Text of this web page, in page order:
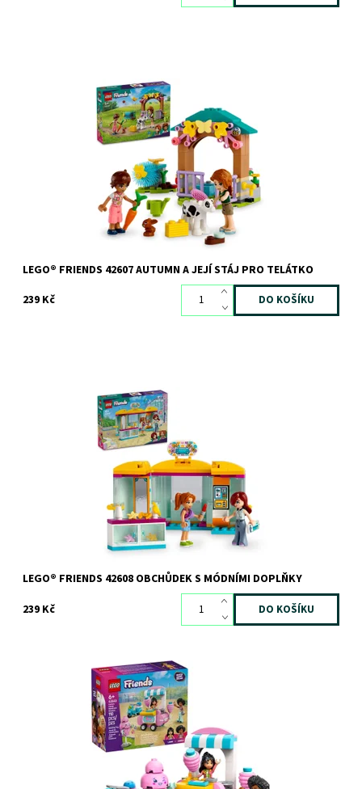
Stavebnice pro malé kreativní milovníky zvířat
Skladem>3 ks
11580
LEGO® FRIENDS 42607 AUTUMN A JEJÍ STÁJ PRO TELÁTKO
239 Kč
Stavebnice obchůdku s módními doplňky se 2 minipanenkami
Skladem>3 ks
11424
LEGO
LEGO® FRIENDS 42608 OBCHŮDEK S MÓDNÍMI DOPLŇKY
239 Kč
Kdo má chuť na cukrovou vatu? Připojte se k Liann a Jamile a
dopřejte si sladkou pochoutku u stánku s cukrovou vatou.
Skladem3 ks
12297
LEGO